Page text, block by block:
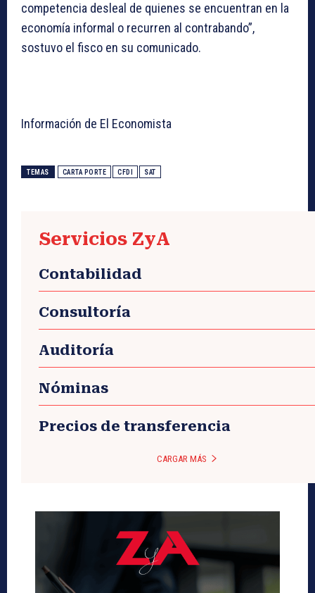
competencia desleal de quienes se encuentran en la
economía informal o recurren al contrabando”,
sostuvo el fisco en su comunicado.
Información de El Economista
TEMAS CARTA PORTE CFDI SAT
Servicios ZyA
Contabilidad
Consultoría
Auditoría
Nóminas
Precios de transferencia
CARGAR MÁS